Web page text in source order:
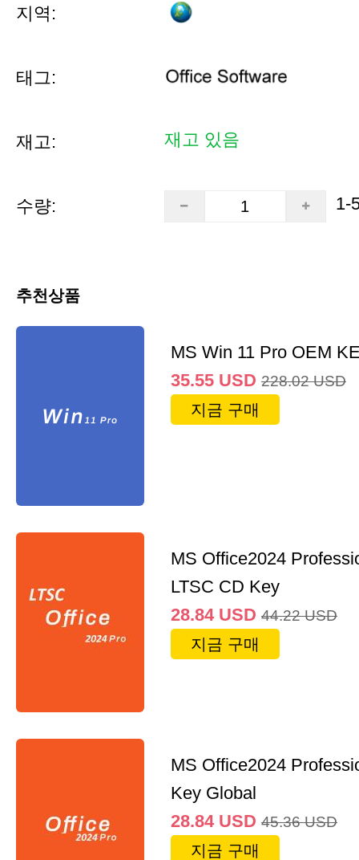
지역:
태그:
재고: 재고 있음
수량: 1-
추천상품
MS Win 11 Pro OEM
35.55 USD 228.02 USD
지금 구매
MS Office2024
LTSC CD Key
28.84 USD 44.22 USD
지금 구매
MS Office2024
Key Global
28.84 USD 45.36 USD
지금 구매